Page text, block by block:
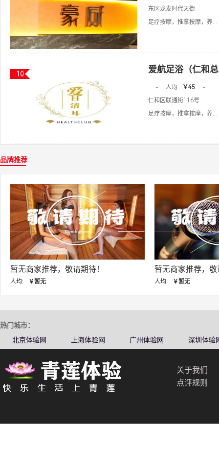
东区龙发时代天街
足疗按摩，推拿按摩，养...
10 爱航足浴（仁和
- 人均 ￥45
-
仁和区联通街116号
足疗按摩，推拿按摩，养...
品牌推荐
暂无商家推荐，敬请期待！
人均: ￥暂无
暂无商家推荐，
人均: ￥暂无
热门城市：
北京体验网
上海体验网 广州体验网 深圳体验
关于我们
点评规则